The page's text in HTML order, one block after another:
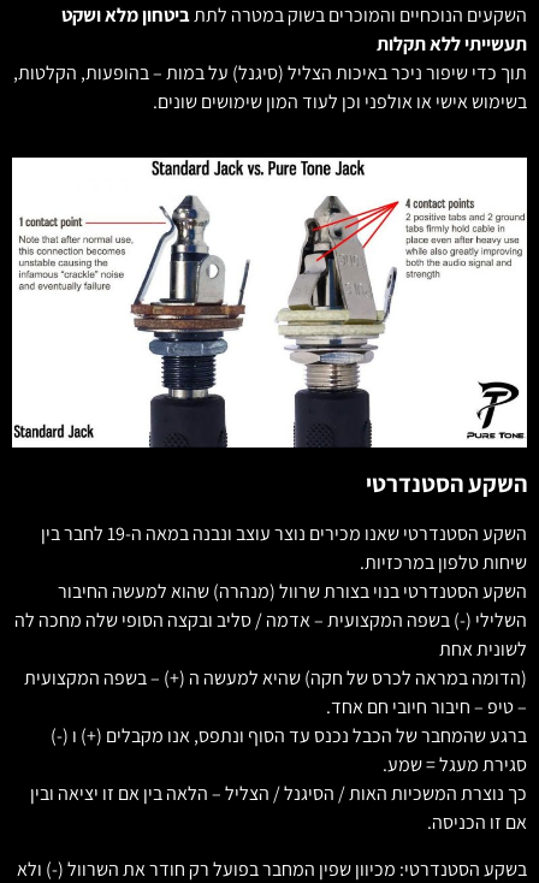
השקעים הנוכחיים והמוכרים בשוק במטרה לתתביטחון מלא ושקט
תעשייתי ללא תקלות
תוך כדי שיפור ניכר באיכות הצליל (סיגנל) על במות – בהופעות, הקלטות,
בשימוש אישי או אולפני וכן לעוד המון שימושים שונים.
השקע הסטנדרטי
השקע הסטנדרטי שאנו מכירים נוצר עוצב ונבנה במאה ה-19 לחבר בין
שיחות טלפון במרכזיות.
השקע הסטנדרטי בנוי בצורת שרוול (מנהרה) שהוא למעשה החיבור
השלילי (-) בשפה המקצועית – אדמה / סליב ובקצה הסופי שלה מחכה לה
לשונית אחת
(הדומה במראה לכרס של חקה) שהיא למעשה ה (+) – בשפה המקצועית
– טיפ – חיבור חיובי חם אחד.
ברגע שהמחבר של הכבל נכנס עד הסוף ונתפס, אנו מקבלים (+) ו (-)
סגירת מעגל = שמע.
כך נוצרת המשכיות האות / הסיגנל / הצליל – הלאה בין אם זו יציאה ובין
אם זו הכניסה.
בשקע הסטנדרטי: מכיוון שפין המחבר בפועל רק חודר את השרוול (-) ולא